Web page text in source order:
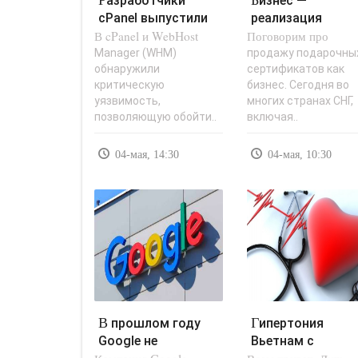
cPanel выпустили
экстренный патч
для обхода..
В cPanel и WebHost
Manager (WHM)
обнаружили
критическую
уязвимость,
позволяющую обойти..
04-мая, 14:30
реализация
подарочных
сертификатов. -
«Заработок в..
Поговорим про
продажу
сертификатов как
бизнес. Сегодня во
многих странах СНГ,
включая..
04-мая, 10:30
В прошлом году
Google не
Гипертония
Вьетнам с